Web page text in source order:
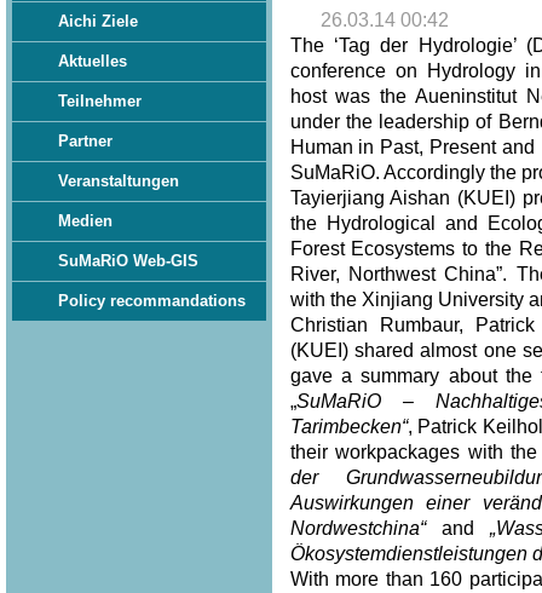
Aichi Ziele
Aktuelles
Teilnehmer
Partner
Veranstaltungen
Medien
SuMaRiO Web-GIS
Policy recommandations
26.03.14 00:42
The ‘Tag der Hydrologie’
conference on Hydrology
host was the Aueninstitut
under the leadership of
Human in Past, Present
SuMaRiO. Accordingly the
Tayierjiang Aishan (KUEI)
the Hydrological and
Forest Ecosystems to the
River, Northwest China”.
with the Xinjiang University
Christian Rumbaur,
(KUEI) shared almost one
gave a summary about
„SuMaRiO –
Tarimbecken“, Patrick
their workpackages with the
der
Auswirkungen einer
Nordwestchina“and
Ökosystemdienstleistungen
With more than 160